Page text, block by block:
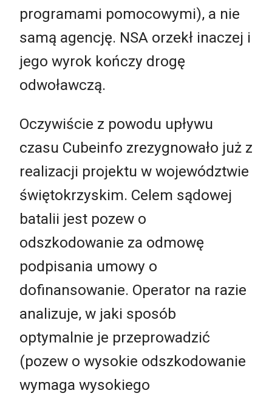
programami pomocowymi), a nie
samą agencję. NSA orzekł inaczej i
jego wyrok kończy drogę
odwoławczą.
Oczywiście z powodu upływu
czasu Cubeinfo zrezygnowało już z
realizacji projektu w województwie
świętokrzyskim. Celem sądowej
batalii jest pozew o
odszkodowanie za odmowę
podpisania umowy o
dofinansowanie. Operator na razie
analizuje, w jaki sposób
optymalnie je przeprowadzić
(pozew o wysokie odszkodowanie
wymaga wysokiego